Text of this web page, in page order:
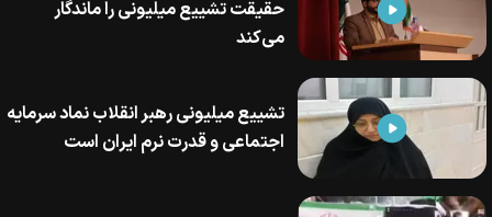
حقیقت تشییع میلیونی را ماندگار
می‌کند
تشییع میلیونی رهبر انقلاب نماد سرمایه
اجتماعی و قدرت نرم ایران است